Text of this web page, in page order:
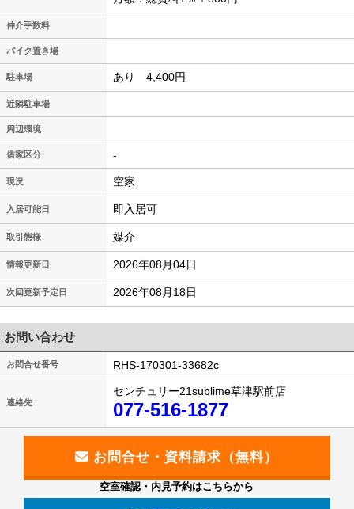
仲介手数料
バイク置き場
駐車場 あり 4,400円
近隣駐車場
周辺環境
借家区分 -
現況 空家
入居可能日 即入居可
取引態様 媒介
情報更新日 2026年08月04日
次回更新予定日 2026年08月18日
お問い合わせ
お問合せ番号 RHS-170301-33682c
連絡先
センチュリー21sublime草津駅前店
077-516-1877
空室確認・内見予約はこちらから